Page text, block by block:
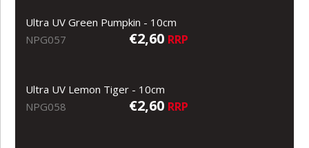
Ultra UV Green Pumpkin - 10cm
NPG057
€2,60 RRP
Ultra UV Lemon Tiger - 10cm
NPG058
€2,60 RRP